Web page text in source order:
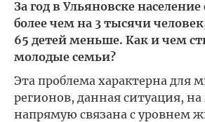
За год в Ульяновске население
более чем на 3 тысячи
65 детей меньше. Как и чем
молодые семьи?
Эта проблема характерна для
регионов, данная ситуация,
напрямую связана с уровнем